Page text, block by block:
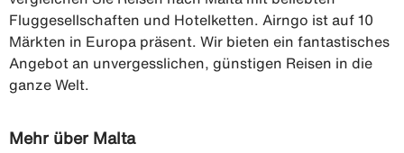
Fluggesellschaften und Hotelketten. Airngo ist auf 10
Märkten in Europa präsent. Wir bieten ein fantastisches
Angebot an unvergesslichen, günstigen Reisen in die
ganze Welt.
Mehr über Malta